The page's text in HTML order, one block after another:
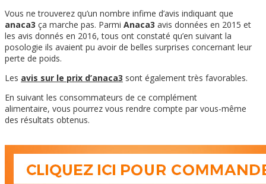
Vous ne trouverez qu’un nombre infime d’avis indiquant que
anaca3 ça marche pas. Parmi Anaca3 avis données en 2015 et
les avis donnés en 2016, tous ont constaté qu’en suivant la
posologie ils avaient pu avoir de belles surprises concernant leur
perte de poids.
Les avis sur le prix d’anaca3 sont également très favorables.
En suivant les consommateurs de ce complément
alimentaire, vous pourrez vous rendre compte par vous-même
des résultats obtenus.